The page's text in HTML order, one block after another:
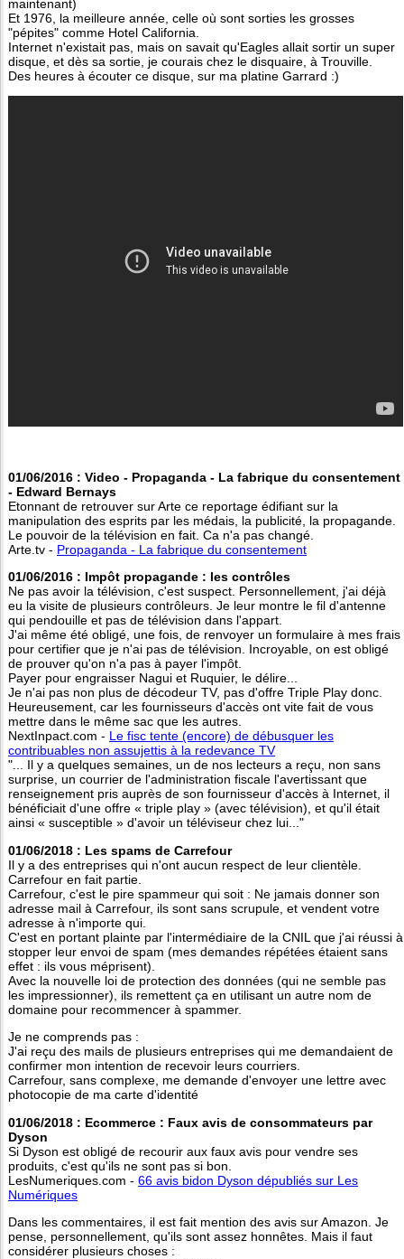
maintenant)
Et 1976, la meilleure année, celle où sont sorties les grosses
"pépites" comme Hotel California.
Internet n'existait pas, mais on savait qu'Eagles allait sortir un super
disque, et dès sa sortie, je courais chez le disquaire, à Trouville.
Des heures à écouter ce disque, sur ma platine Garrard :)
01/06/2016 : Video - Propaganda - La fabrique du consentement
- Edward Bernays
Etonnant de retrouver sur Arte ce reportage édifiant sur la
manipulation des esprits par les médais, la publicité, la propagande.
Le pouvoir de la télévision en fait. Ca n'a pas changé.
Arte.tv - Propaganda - La fabrique du consentement
01/06/2016 : Impôt propagande : les contrôles
Ne pas avoir la télévision, c'est suspect. Personnellement, j'ai déjà
eu la visite de plusieurs contrôleurs. Je leur montre le fil d'antenne
qui pendouille et pas de télévision dans l'appart.
J'ai même été obligé, une fois, de renvoyer un formulaire à mes frais
pour certifier que je n'ai pas de télévision. Incroyable, on est obligé
de prouver qu'on n'a pas à payer l'impôt.
Payer pour engraisser Nagui et Ruquier, le délire...
Je n'ai pas non plus de décodeur TV, pas d'offre Triple Play donc.
Heureusement, car les fournisseurs d'accès ont vite fait de vous
mettre dans le même sac que les autres.
NextInpact.com - Le fisc tente (encore) de débusquer les
contribuables non assujettis à la redevance TV
"... Il y a quelques semaines, un de nos lecteurs a reçu, non sans
surprise, un courrier de l'administration fiscale l'avertissant que
renseignement pris auprès de son fournisseur d'accès à Internet, il
bénéficiait d'une offre « triple play » (avec télévision), et qu'il était
ainsi « susceptible » d'avoir un téléviseur chez lui..."
01/06/2018 : Les spams de Carrefour
Il y a des entreprises qui n'ont aucun respect de leur clientèle.
Carrefour en fait partie.
Carrefour, c'est le pire spammeur qui soit : Ne jamais donner son
adresse mail à Carrefour, ils sont sans scrupule, et vendent votre
adresse à n'importe qui.
C'est en portant plainte par l'intermédiaire de la CNIL que j'ai réussi à
stopper leur envoi de spam (mes demandes répétées étaient sans
effet : ils vous méprisent).
Avec la nouvelle loi de protection des données (qui ne semble pas
les impressionner), ils remettent ça en utilisant un autre nom de
domaine pour recommencer à spammer.
Je ne comprends pas :
J'ai reçu des mails de plusieurs entreprises qui me demandaient de
confirmer mon intention de recevoir leurs courriers.
Carrefour, sans complexe, me demande d'envoyer une lettre avec
photocopie de ma carte d'identité
01/06/2018 : Ecommerce : Faux avis de consommateurs par
Dyson
Si Dyson est obligé de recourir aux faux avis pour vendre ses
produits, c'est qu'ils ne sont pas si bon.
LesNumeriques.com - 66 avis bidon Dyson dépubliés sur Les
Numériques
Dans les commentaires, il est fait mention des avis sur Amazon. Je
pense, personnellement, qu'ils sont assez honnêtes. Mais il faut
considérer plusieurs choses :